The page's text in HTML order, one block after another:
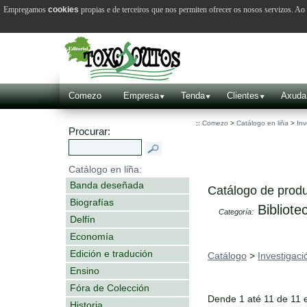
Comezo Empresa Tenda Clientes Axuda
Procurar:
Catálogo en liña:
Banda deseñada
Biografías
Delfín
Economía
Edición e tradución
Ensino
Fóra de Colección
Historia
:: Comezo > Catálogo en liña >
Catálogo de
Categoría:
Catálogo >
Dende 1 até 11 de 11
Empregamos cookies propias e de terceiros que nos permiten ofrecer os nosos servizos.